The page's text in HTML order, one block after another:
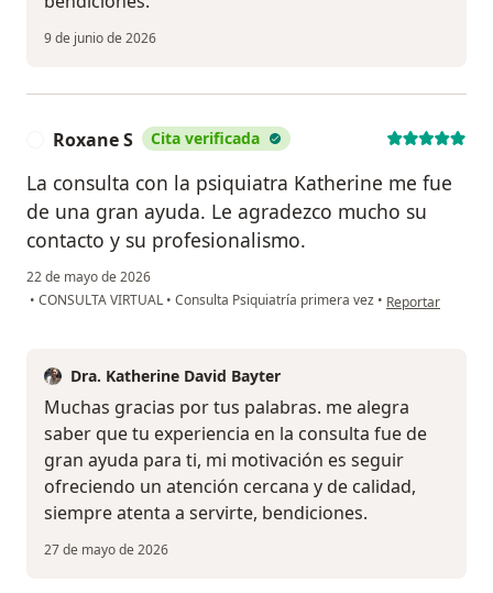
9 de junio de 2026
Roxane S Cita verificada
La consulta con la psiquiatra Katherine me fue
de una gran ayuda. Le agradezco mucho su
contacto y su profesionalismo.
22 de mayo de 2026
• CONSULTA VIRTUAL • Consulta Psiquiatría primera vez • en opinión del
Reportar
Dra. Katherine David Bayter
Muchas gracias por tus palabras. me alegra
saber que tu experiencia en la consulta fue de
gran ayuda para ti, mi motivación es seguir
ofreciendo un atención cercana y de calidad,
siempre atenta a servirte, bendiciones.
27 de mayo de 2026